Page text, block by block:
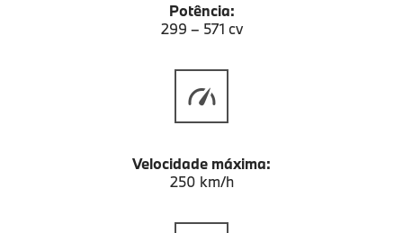
Potência:
299 – 571 cv
Velocidade máxima:
250 km/h